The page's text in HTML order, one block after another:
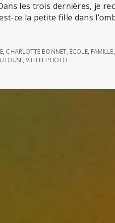
les trois dernières, je
ce la petite fille dans
, CHARLOTTE BONNET, ÉCOLE, FAMILLE,
,VIEILLE PHOTO